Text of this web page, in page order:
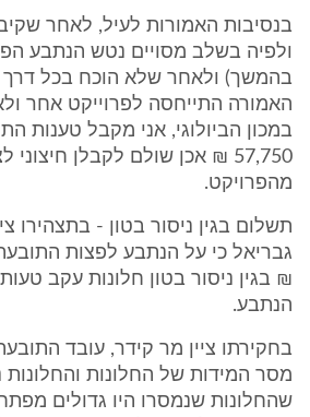
בנסיבות האמורות לעיל, לאחר
ולפיה בשלב מסויים נטש הנתבע
בהמשך) ולאחר שלא הוכח בכל דרך
האמורה התייחסה לפרוייקט אחר
במכון הביולוגי, אני מקבל טענות
57,750 ₪ אכן שולם לקבלן
מהפרויקט.
תשלום בגין ניסור בטון - בתצהירו
₪ בגין ניסור בטון חלונות עקב
הנתבע.
בחקירתו ציין מר קידר, עובד
מסר המידות של החלונות והחלונות
שהחלונות שנמסרו היו גדולים